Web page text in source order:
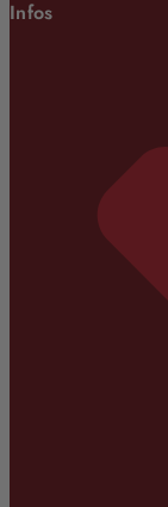
Infos